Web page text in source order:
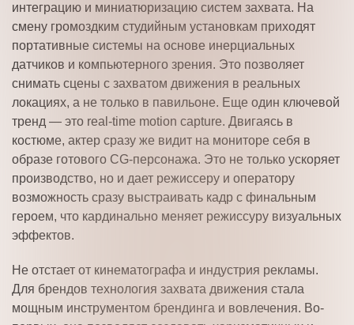
интеграцию и миниатюризацию систем захвата. На
смену громоздким студийным установкам приходят
портативные системы на основе инерциальных
датчиков и компьютерного зрения. Это позволяет
снимать сцены с захватом движения в реальных
локациях, а не только в павильоне. Еще один ключевой
тренд — это real-time motion capture. Двигаясь в
костюме, актер сразу же видит на мониторе себя в
образе готового CG-персонажа. Это не только ускоряет
производство, но и дает режиссеру и оператору
возможность сразу выстраивать кадр с финальным
героем, что кардинально меняет режиссуру визуальных
эффектов.
Не отстает от кинематографа и индустрия рекламы.
Для брендов технология захвата движения стала
мощным инструментом брендинга и вовлечения. Во-